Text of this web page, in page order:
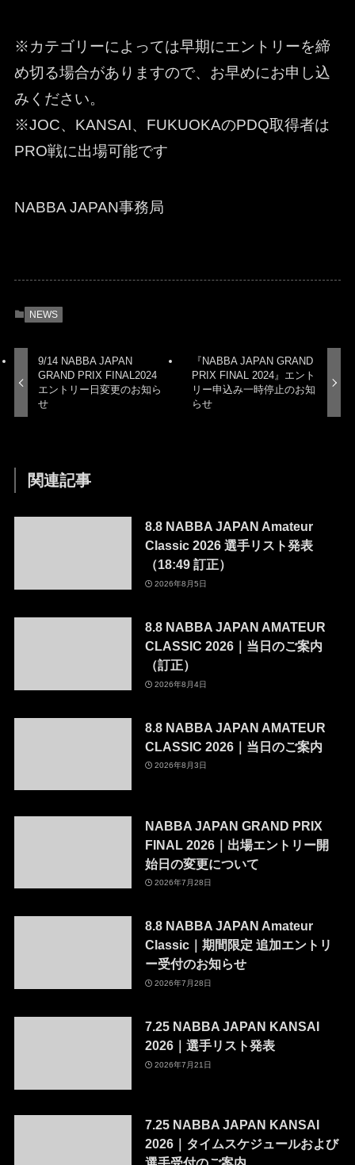
※カテゴリーによっては早期にエントリーを締
め切る場合がありますので、お早めにお申し込
みください。
※JOC、KANSAI、FUKUOKAのPDQ取得者は
PRO戦に出場可能です
NABBA JAPAN事務局
NEWS
9/14 NABBA JAPAN
GRAND PRIX FINAL2024
エントリー日変更のお知ら
せ
『NABBA JAPAN GRAND
PRIX FINAL 2024』エント
リー申込み一時停止のお知
らせ
関連記事
8.8 NABBA JAPAN Amateur
Classic 2026 選手リスト発表
（18:49 訂正）
2026年8月5日
8.8 NABBA JAPAN AMATEUR
CLASSIC 2026｜当日のご案内
（訂正）
2026年8月4日
8.8 NABBA JAPAN AMATEUR
CLASSIC 2026｜当日のご案内
2026年8月3日
NABBA JAPAN GRAND PRIX
FINAL 2026｜出場エントリー開
始日の変更について
2026年7月28日
8.8 NABBA JAPAN Amateur
Classic｜期間限定 追加エントリ
ー受付のお知らせ
2026年7月28日
7.25 NABBA JAPAN KANSAI
2026｜選手リスト発表
2026年7月21日
7.25 NABBA JAPAN KANSAI
2026｜タイムスケジュールおよび